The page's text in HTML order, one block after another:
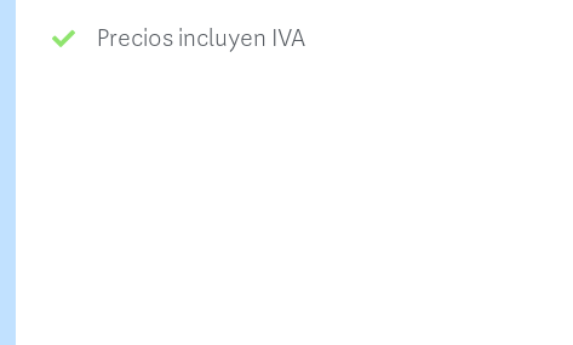
Precios incluyen IVA